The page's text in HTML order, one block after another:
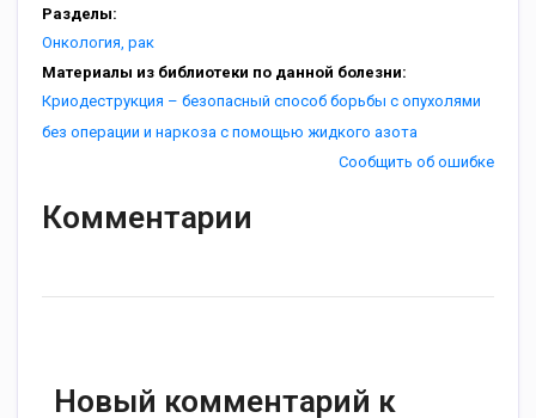
Разделы:
Онкология, рак
Материалы из библиотеки по данной болезни:
Криодеструкция – безопасный способ борьбы с опухолями
без операции и наркоза с помощью жидкого азота
Сообщить об ошибке
Комментарии
Новый комментарий к